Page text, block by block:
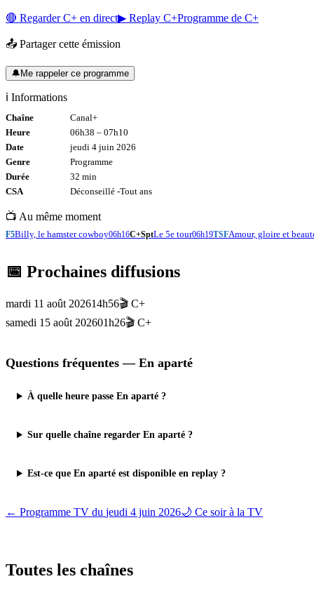
🔴 RegarderC+ en direct▶ Replay C+Programme de C+
📤 Partager cette émission
🔔Me rappeler ce programme
ℹ️ Informations
Chaîne
Canal+
Heure
06h38 – 07h10
Date
jeudi 4 juin 2026
Genre
Programme
Durée
32 min
CSA
Déconseillé -Tout ans
📺 Au même moment
F5Billy, le hamster cowboy06h16C+SptLe 5e tour06h19TSFAmour, gloire et
📅 Prochaines diffusions
mardi 11 août 202614h56🎬 C+
samedi 15 août 202601h26🎬 C+
Questions fréquentes — En aparté
À quelle heure passe En aparté ?
Sur quelle chaîne regarder En aparté ?
Est-ce que En aparté est disponible en replay ?
← Programme TV du jeudi 4 juin 2026🌙 Ce soir à la TV
Toutes les chaînes